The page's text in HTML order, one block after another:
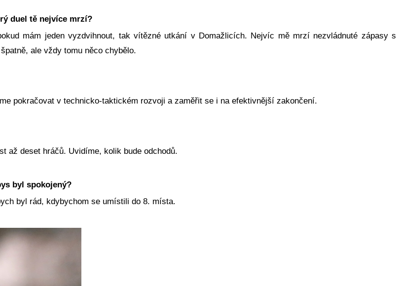
duel tě nejvíce mrzí?
mám jeden vyzdvihnout, tak vítězné utkání v Domažlicích. Nejvíc mě mrzí nezvládnuté zápasy s
ale vždy tomu něco chybělo.
pokračovat v technicko-taktickém rozvoji a zaměřit se i na efektivnější zakončení.
až deset hráčů. Uvidíme, kolik bude odchodů.
byl spokojený?
byl rád, kdybychom se umístili do 8. místa.